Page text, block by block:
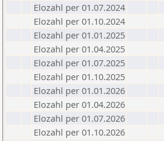
Elozahl per 01.07.2024
Elozahl per 01.10.2024
Elozahl per 01.01.2025
Elozahl per 01.04.2025
Elozahl per 01.07.2025
Elozahl per 01.10.2025
Elozahl per 01.01.2026
Elozahl per 01.04.2026
Elozahl per 01.07.2026
Elozahl per 01.10.2026